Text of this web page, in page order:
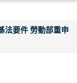
法要件 勞動部重申